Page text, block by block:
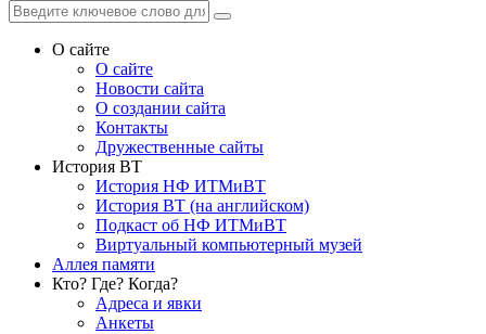
О сайте
О сайте
Новости сайта
О создании сайта
Контакты
Дружественные сайты
История ВТ
История НФ ИТМиВТ
История ВТ (на английском)
Подкаст об НФ ИТМиВТ
Виртуальный компьютерный музей
Аллея памяти
Кто? Где? Когда?
Адреса и явки
Анкеты